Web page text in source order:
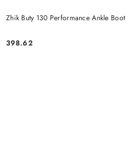
Zhik Buty 130 Performance Ankle Boot
Cena:
398.62